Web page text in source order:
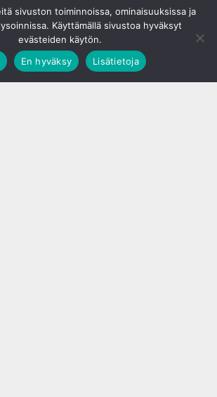
sivuston toiminnoissa, ominaisuuksissa ja
Käyttämällä sivustoa hyväksyt
evästeiden käytön.
En hyväksy Lisätietoja